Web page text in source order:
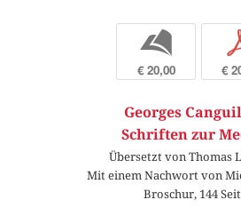
b
€ 20,00 €
Georges
Schriften zur
Übersetzt von Thomas
Mit einem Nachwort von
Broschur, 144